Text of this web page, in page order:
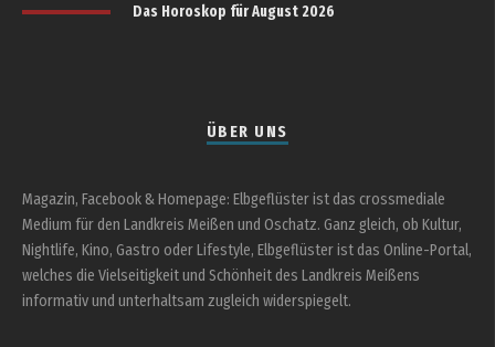
Das Horoskop für August 2026
ÜBER UNS
Magazin, Facebook & Homepage: Elbgeflüster ist das crossmediale
Medium für den Landkreis Meißen und Oschatz. Ganz gleich, ob Kultur,
Nightlife, Kino, Gastro oder Lifestyle, Elbgeflüster ist das Online-Portal,
welches die Vielseitigkeit und Schönheit des Landkreis Meißens
informativ und unterhaltsam zugleich widerspiegelt.